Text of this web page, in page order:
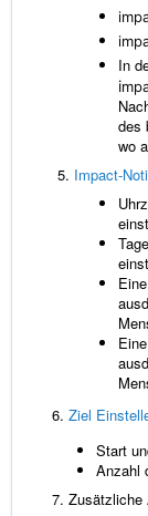
In
i
des
wo
Impact-
6. Ziel
Start
Anzahl
7. Zusätzliche